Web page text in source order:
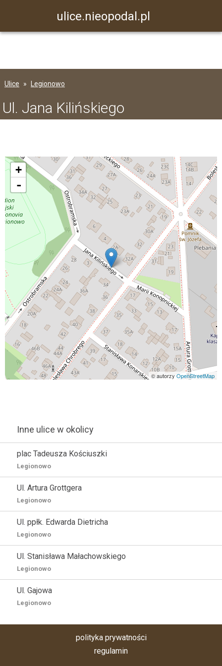
ulice.nieopodal.pl
Ulice Legionowo
Ul. Jana Kilińskiego
+
-
© autorzy OpenStreetMap
Inne ulice w okolicy
plac Tadeusza Kościuszki
Legionowo
Ul. Artura Grottgera
Legionowo
Ul. ppłk. Edwarda Dietricha
Legionowo
Ul. Stanisława Małachowskiego
Legionowo
Ul. Gajowa
Legionowo
polityka prywatności
regulamin